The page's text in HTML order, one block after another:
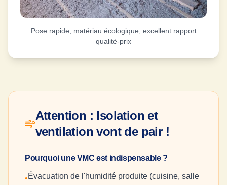
Pose rapide, matériau écologique, excellent rapport
qualité-prix
Attention : Isolation et
ventilation vont de pair !
Pourquoi une VMC est indispensable ?
•Évacuation de l'humidité produite (cuisine, salle